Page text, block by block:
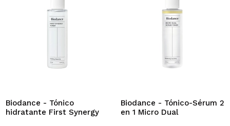
QUIERO REGISTRARME
tus compras rápidamente, revisar el estado de tus
pedidos y consultar tus operaciones anteriores.
Biodance - Tónico
hidratante First Synergy
Biodance - Tónico-Sérum 2
en 1 Micro Dual